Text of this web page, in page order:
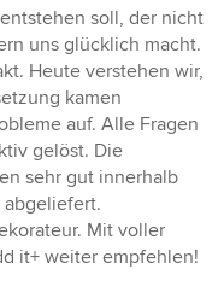
soll, der nicht
uns glücklich macht.
Heute verstehen wir,
kamen
auf. Alle Fragen
gelöst. Die
sehr gut innerhalb
abgeliefert.
Mit voller
it+ weiter empfehlen!